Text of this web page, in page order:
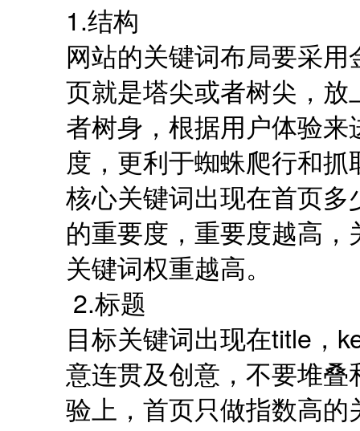
1.结构
网站的关键词布局要采
页就是塔尖或者树尖，
者树身，根据用户体验
度，更利于蜘蛛爬行和抓
核心关键词出现在首页
的重要度，重要度越高
关键词权重越高。
2.标题
目标关键词出现在title，
意连贯及创意，不要堆
验上，首页只做指数高的